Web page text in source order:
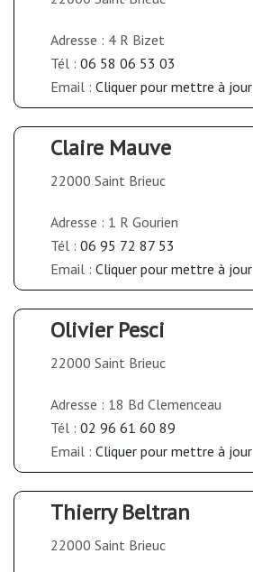
Adresse : 4 R Bizet
Tél : 06 58 06 53 03
Email : Cliquer pour mettre à jour
Claire Mauve
22000 Saint Brieuc
Adresse : 1 R Gourien
Tél : 06 95 72 87 53
Email : Cliquer pour mettre à jour
Olivier Pesci
22000 Saint Brieuc
Adresse : 18 Bd Clemenceau
Tél : 02 96 61 60 89
Email : Cliquer pour mettre à jour
Thierry Beltran
22000 Saint Brieuc